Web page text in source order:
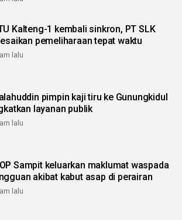
Kalteng-1 kembali sinkron, PT SLK
pemeliharaan tepat waktu
lalu
pimpin kaji tiru ke Gunungkidul
layanan publik
lalu
Sampit keluarkan maklumat waspada
akibat kabut asap di perairan
lalu